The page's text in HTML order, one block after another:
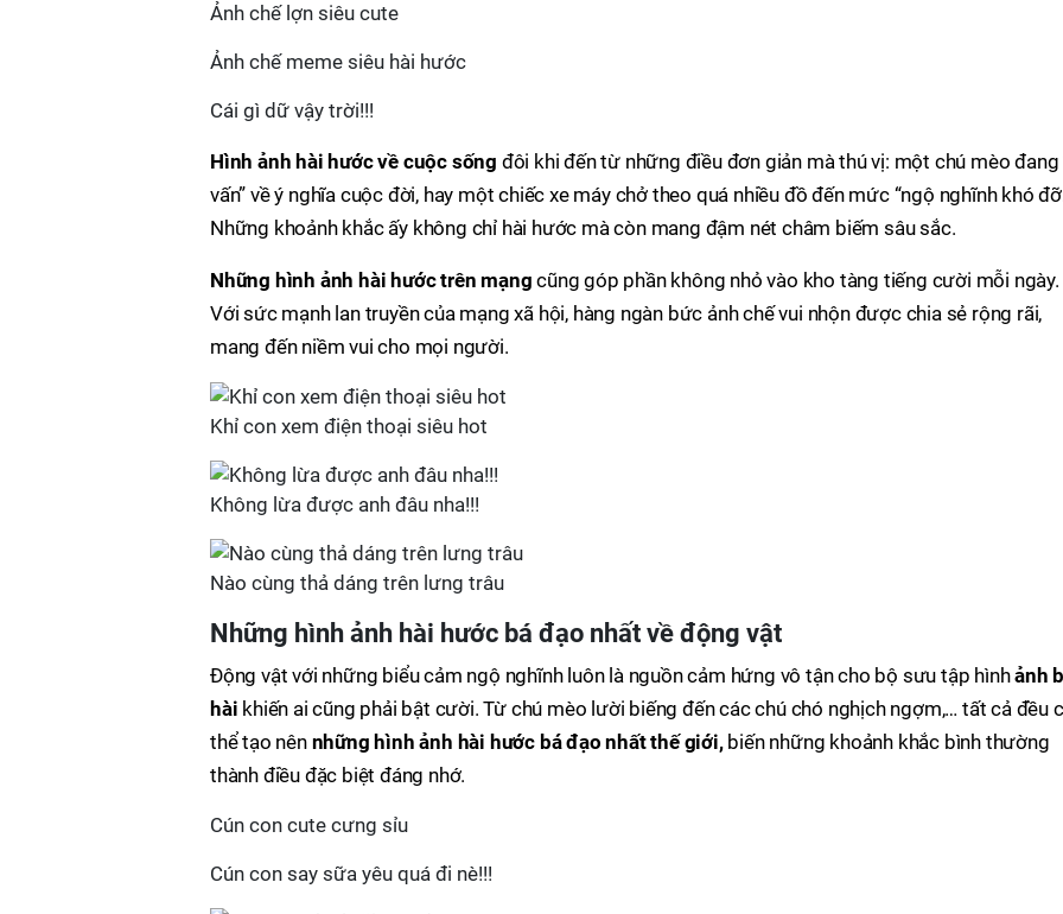
Ảnh chế lợn siêu cute
Ảnh chế meme siêu hài hước
Cái gì dữ vậy trời!!!
Hình ảnh hài hước về cuộc sống đôi khi đến từ những điều đơn giản mà thú vị: một chú mèo đang
vấn” về ý nghĩa cuộc đời, hay một chiếc xe máy chở theo quá nhiều đồ đến mức “ngộ nghĩnh khó
Những khoảnh khắc ấy không chỉ hài hước mà còn mang đậm nét châm biếm sâu sắc.
Những hình ảnh hài hước trên mạng cũng góp phần không nhỏ vào kho tàng tiếng cười mỗi ngày.
Với sức mạnh lan truyền của mạng xã hội, hàng ngàn bức ảnh chế vui nhộn được chia sẻ rộng rãi,
mang đến niềm vui cho mọi người.
Khỉ con xem điện thoại siêu hot
Không lừa được anh đâu nha!!!
Nào cùng thả dáng trên lưng trâu
Những hình ảnh hài hước bá đạo nhất về động vật
Động vật với những biểu cảm ngộ nghĩnh luôn là nguồn cảm hứng vô tận cho bộ sưu tập hìnhảnh
hài khiến ai cũng phải bật cười. Từ chú mèo lười biếng đến các chú chó nghịch ngợm,… tất cả đều
thể tạo nên những hình ảnh hài hước bá đạo nhất thế giới, biến những khoảnh khắc bình thường
thành điều đặc biệt đáng nhớ.
Cún con cute cưng sỉu
Cún con say sữa yêu quá đi nè!!!